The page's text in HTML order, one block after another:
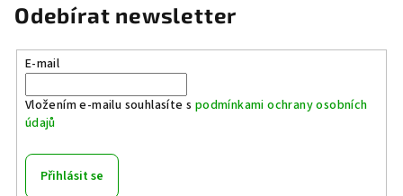
Odebírat newsletter
E-mail
Vložením e-mailu souhlasíte s podmínkami ochrany osobních
údajů
Přihlásit se